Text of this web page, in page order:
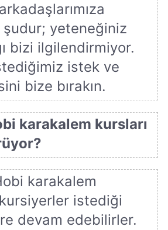
yeteneğiniz
bizi ilgilendirmiyor.
istek ve
bize bırakın.
karakalem kursları
karakalem
istediği
devam edebilirler.